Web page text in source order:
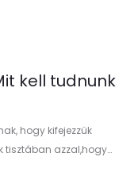
kell tudnunk
hogy kifejezzük
tisztában azzal,hogy…